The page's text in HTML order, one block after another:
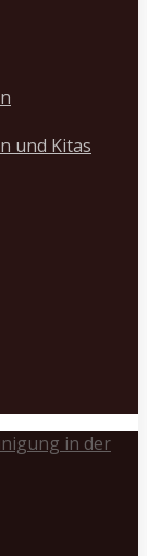
und Kitas
in der